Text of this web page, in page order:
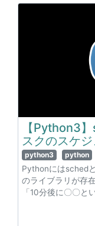
【Python3
スクのスケ
python3 python
Pythonにはsched
のライブラリが存
「10分後に〇〇と